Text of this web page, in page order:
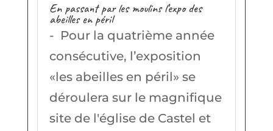
En passant par les moulins l’expo des
abeilles en péril
- Pour la quatrième année
consécutive, l’exposition
«les abeilles en péril» se
déroulera sur le magnifique
site de l'église de Castel et